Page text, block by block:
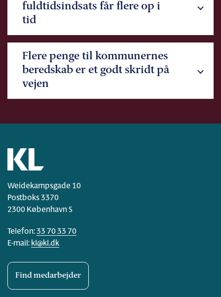
fuldtidsindsats får flere op i
tid
Flere penge til kommunernes
beredskab er et godt skridt på
vejen
Weidekampsgade 10
Postboks 3370
2300 København S
Telefon:33 70 33 70
E-mail: kl@kl.dk
Find medarbejder